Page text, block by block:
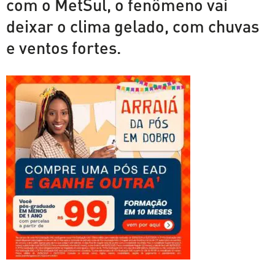
com o MetSul, o fenômeno vai
deixar o clima gelado, com chuvas
e ventos fortes.